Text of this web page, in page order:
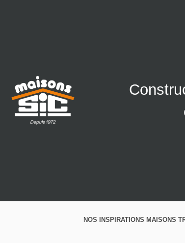
NOS INSPIRATIONS MAISONS